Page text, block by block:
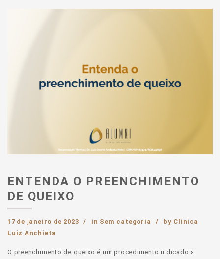
ENTENDA O PREENCHIMENTO
DE QUEIXO
17 de janeiro de 2023 in Sem categoria by Clinica
Luiz Anchieta
O preenchimento de queixo é um procedimento indicado a